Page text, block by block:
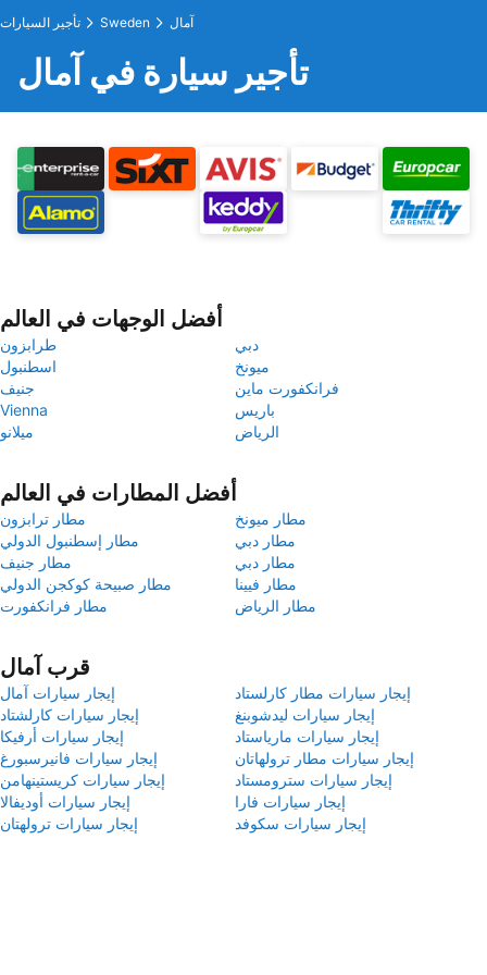
تأجير السيارات Sweden آمال
تأجير سيارة في آمال
أفضل الوجهات في العالم
طرابزون
دبي
اسطنبول
ميونخ
جنيف
فرانكفورت ماين
Vienna
باريس
ميلانو
الرياض
أفضل المطارات في العالم
مطار ترابزون
مطار ميونخ
مطار إسطنبول الدولي
مطار دبي
مطار جنيف
مطار دبي
مطار صبيحة كوكجن الدولي
مطار فيينا
مطار فرانكفورت
مطار الرياض
قرب آمال
إيجار سيارات آمال
إيجار سيارات مطار كارلستاد
إيجار سيارات كارلشتاد
إيجار سيارات ليدشوبنغ
إيجار سيارات أرفيكا
إيجار سيارات مارياستاد
إيجار سيارات فانيرسبورغ
إيجار سيارات مطار ترولهاتان
إيجار سيارات كريستينهامن
إيجار سيارات سترومستاد
إيجار سيارات أوديفالا
إيجار سيارات فارا
إيجار سيارات ترولهتان
إيجار سيارات سكوفد